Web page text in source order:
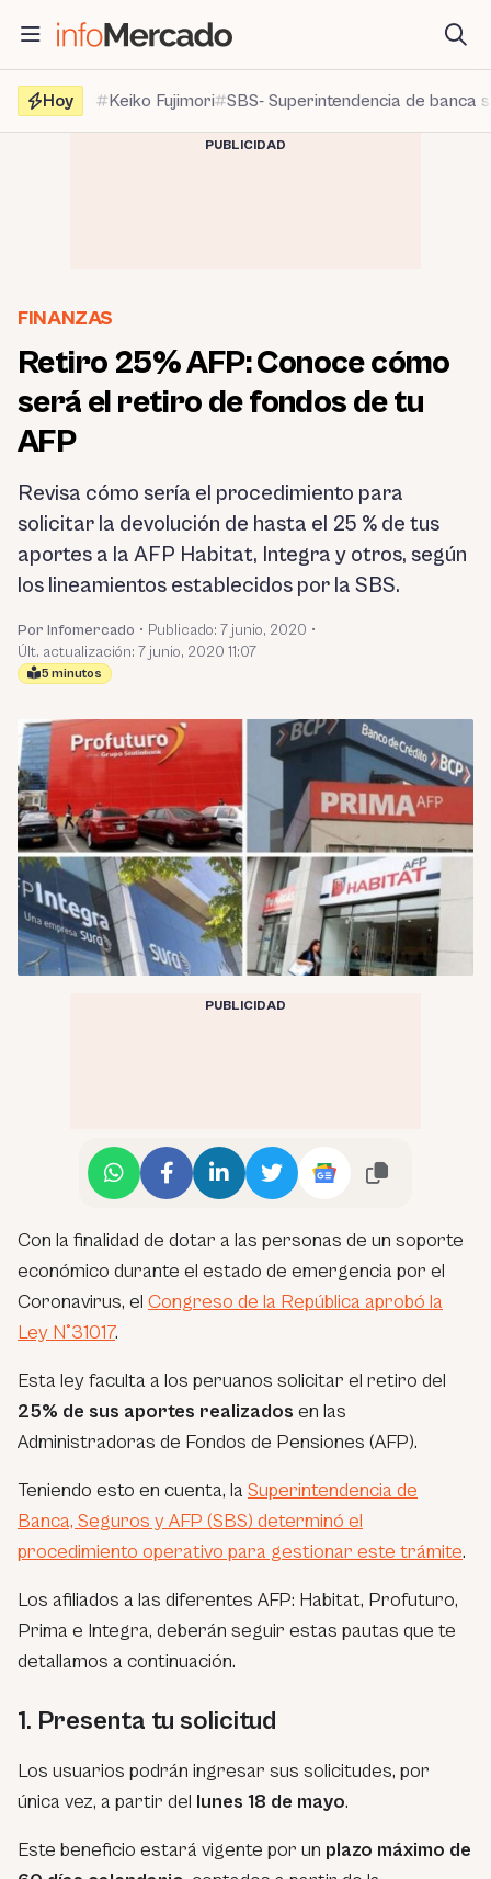
contenido
Hoy
Keiko Fujimori SBS- Superintendencia de banca
PUBLICIDAD
FINANZAS
Retiro 25% AFP: Conoce cómo
será el retiro de fondos de tu
AFP
Revisa cómo sería el procedimiento para
solicitar la devolución de hasta el 25 % de tus
aportes a la AFP Habitat, Integra y otros, según
los lineamientos establecidos por la SBS.
Por Infomercado • Publicado: 7 junio, 2020 •
Últ. actualización: 7 junio, 2020 11:07
5 minutos
PUBLICIDAD
Con la finalidad de dotar a las personas de un soporte
económico durante el estado de emergencia por el
Coronavirus, el Congreso de la República aprobó la
Ley N°31017.
Esta ley faculta a los peruanos solicitar el retiro del
25% de sus aportes realizados en las
Administradoras de Fondos de Pensiones (AFP).
Teniendo esto en cuenta, la Superintendencia de
Banca, Seguros y AFP (SBS) determinó el
procedimiento operativo para gestionar este trámite.
Los afiliados a las diferentes AFP: Habitat, Profuturo,
Prima e Integra, deberán seguir estas pautas que te
detallamos a continuación.
1. Presenta tu solicitud
Los usuarios podrán ingresar sus solicitudes, por
única vez, a partir del lunes 18 de mayo.
Este beneficio estará vigente por un plazo máximo de